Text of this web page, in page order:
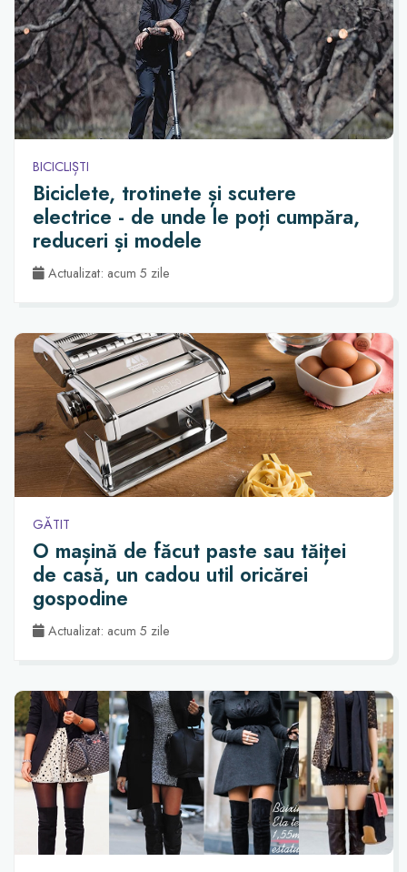
BICICLIȘTI
Biciclete, trotinete și scutere
electrice - de unde le poți cumpăra,
reduceri și modele
Actualizat: acum 5 zile
GĂTIT
O mașină de făcut paste sau tăiței
de casă, un cadou util oricărei
gospodine
Actualizat: acum 5 zile